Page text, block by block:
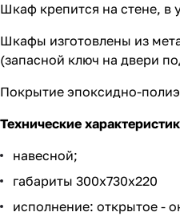
Шкаф крепится на стене, в
Шкафы изготовлены из
(запасной ключ на двери
Покрытие эпоксидно-
Технические
навесной;
габариты 300х730х220
исполнение: открытое -